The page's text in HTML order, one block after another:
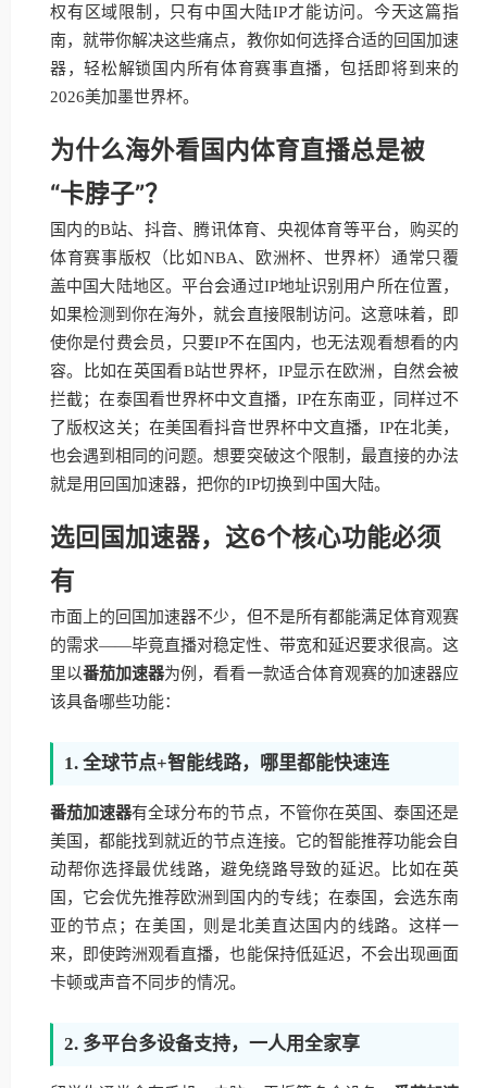
权有区域限制，只有中国大陆IP才能访问。今天这篇指
南，就带你解决这些痛点，教你如何选择合适的回国加速
器，轻松解锁国内所有体育赛事直播，包括即将到来的
2026美加墨世界杯。
为什么海外看国内体育直播总是被
“卡脖子”？
国内的B站、抖音、腾讯体育、央视体育等平台，购买的
体育赛事版权（比如NBA、欧洲杯、世界杯）通常只覆
盖中国大陆地区。平台会通过IP地址识别用户所在位置，
如果检测到你在海外，就会直接限制访问。这意味着，即
使你是付费会员，只要IP不在国内，也无法观看想看的内
容。比如在英国看B站世界杯，IP显示在欧洲，自然会被
拦截；在泰国看世界杯中文直播，IP在东南亚，同样过不
了版权这关；在美国看抖音世界杯中文直播，IP在北美，
也会遇到相同的问题。想要突破这个限制，最直接的办法
就是用回国加速器，把你的IP切换到中国大陆。
选回国加速器，这6个核心功能必须
有
市面上的回国加速器不少，但不是所有都能满足体育观赛
的需求——毕竟直播对稳定性、带宽和延迟要求很高。这
里以番茄加速器为例，看看一款适合体育观赛的加速器应
该具备哪些功能：
1. 全球节点+智能线路，哪里都能快速连
番茄加速器有全球分布的节点，不管你在英国、泰国还是
美国，都能找到就近的节点连接。它的智能推荐功能会自
动帮你选择最优线路，避免绕路导致的延迟。比如在英
国，它会优先推荐欧洲到国内的专线；在泰国，会选东南
亚的节点；在美国，则是北美直达国内的线路。这样一
来，即使跨洲观看直播，也能保持低延迟，不会出现画面
卡顿或声音不同步的情况。
2. 多平台多设备支持，一人用全家享